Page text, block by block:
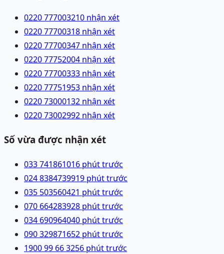
0220 777003210 nhận xét
0220 77700318 nhận xét
0220 77700347 nhận xét
0220 77752004 nhận xét
0220 77700333 nhận xét
0220 77751953 nhận xét
0220 73000132 nhận xét
0220 73002992 nhận xét
Số vừa được nhận xét
033 741861016 phút trước
024 8384739919 phút trước
035 503560421 phút trước
070 664283928 phút trước
034 690964040 phút trước
090 329871652 phút trước
1900 99 66 3256 phút trước